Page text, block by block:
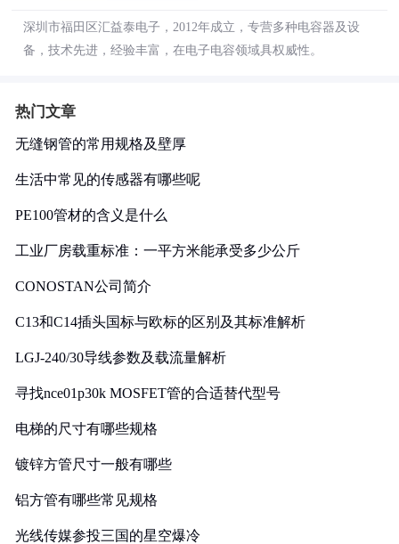
深圳市福田区汇益泰电子，2012年成立，专营多种电容器及设
备，技术先进，经验丰富，在电子电容领域具权威性。
热门文章
无缝钢管的常用规格及壁厚
生活中常见的传感器有哪些呢
PE100管材的含义是什么
工业厂房载重标准：一平方米能承受多少公斤
CONOSTAN公司简介
C13和C14插头国标与欧标的区别及其标准解析
LGJ-240/30导线参数及载流量解析
寻找nce01p30k MOSFET管的合适替代型号
电梯的尺寸有哪些规格
镀锌方管尺寸一般有哪些
铝方管有哪些常见规格
光线传媒参投三国的星空爆冷